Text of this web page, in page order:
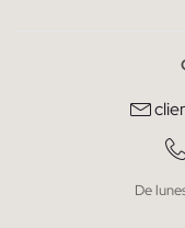
He leído y entiendo
* Puedes
De